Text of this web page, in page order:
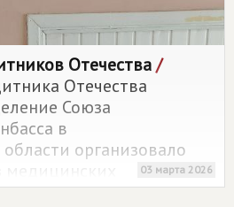
Отечества/
Отечества
Союза
в
организовало
области.
03 марта 2026